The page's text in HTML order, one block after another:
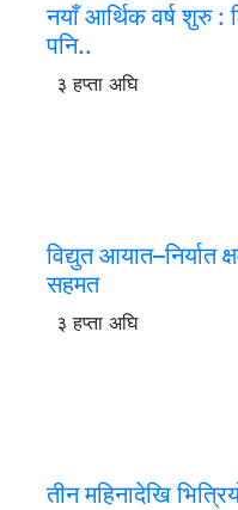
नयाँ आर्थिक वर्ष शुरु :
पनि..
३ हप्ता अघि
विद्युत आयात–निर्यात
सहमत
३ हप्ता अघि
तीन महिनादेखि